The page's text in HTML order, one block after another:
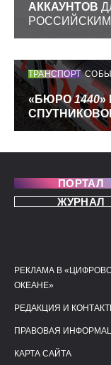
АККАУНТОВ
ТРАНСПОРТ
«БЮРО1440»
ПОРТАЛ
ЖУРНАЛ
ПОЛЕЗНЫЕ
РЕКЛАМА В
ОКЕАНЕ»
РЕДАКЦИЯ И
ПРАВОВАЯ
КАРТА САЙТА